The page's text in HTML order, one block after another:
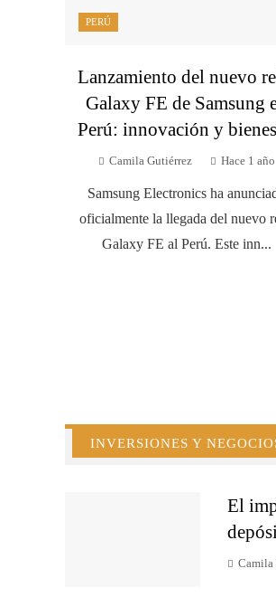
PERÚ
Lanzamiento del nuevo
Galaxy FE de Samsung
Perú: innovación y
Camila Gutiérrez Hace 1 año
Samsung Electronics ha
oficialmente la llegada del nuevo
Galaxy FE al Perú. Este inn...
INVERSIONES Y
El
Camila